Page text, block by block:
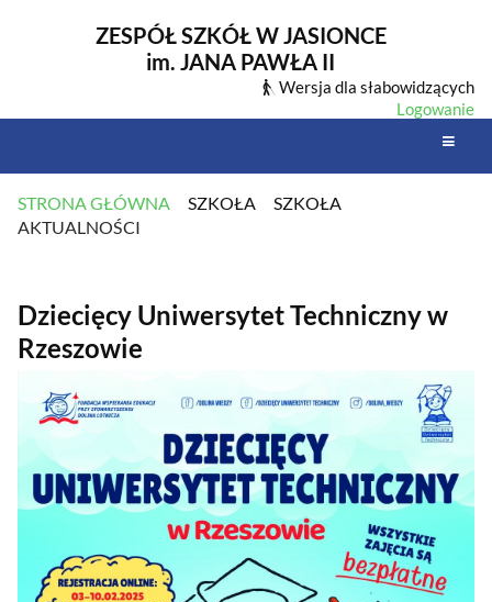
ZESPÓŁ SZKÓŁ W JASIONCE
im. JANA PAWŁA II
Wersja dla słabowidzących
Logowanie
STRONA GŁÓWNA SZKOŁA
SZKOŁA
AKTUALNOŚCI
Dziecięcy Uniwersytet Techniczny w
Rzeszowie